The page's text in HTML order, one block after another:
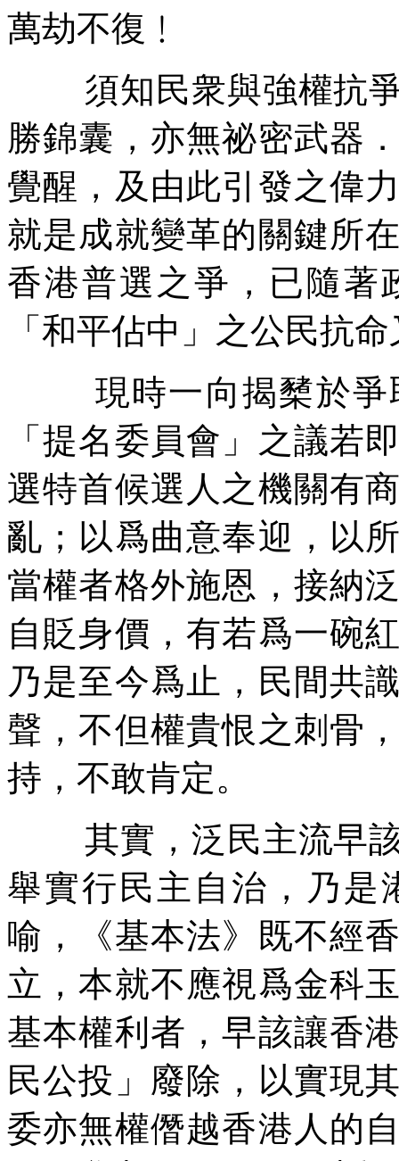
萬劫不復﹗
須知民衆與強權抗
勝錦囊，亦無祕密武器
覺醒，及由此引發之偉
就是成就變革的關鍵所
香港普選之爭，已隨著
「和平佔中」之公民抗
現時一向揭櫫於
「提名委員會」之議若
選特首候選人之機關有
亂；以爲曲意奉迎，以
當權者格外施恩，接納
自貶身價，有若爲一碗
乃是至今爲止，民間共
聲，不但權貴恨之刺骨
持，不敢肯定。
其實，泛民主流早
舉實行民主自治，乃是
喻，《基本法》既不經
立，本就不應視爲金科
基本權利者，早該讓香
民公投」廢除，以實現
委亦無權僭越香港人的